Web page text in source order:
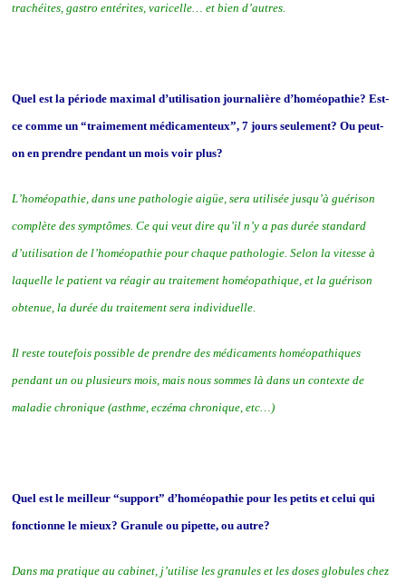
trachéites, gastro entérites, varicelle… et bien d’autres.
Quel est la période maximal d’utilisation journalière d’homéopathie? Est-
ce comme un “traimement médicamenteux”, 7 jours seulement? Ou peut-
on en prendre pendant un mois voir plus?
L’homéopathie, dans une pathologie aigüe, sera utilisée jusqu’à guérison
complète des symptômes. Ce qui veut dire qu’il n’y a pas durée standard
d’utilisation de l’homéopathie pour chaque pathologie. Selon la vitesse à
laquelle le patient va réagir au traitement homéopathique, et la guérison
obtenue, la durée du traitement sera individuelle.
Il reste toutefois possible de prendre des médicaments homéopathiques
pendant un ou plusieurs mois, mais nous sommes là dans un contexte de
maladie chronique (asthme, eczéma chronique, etc…)
Quel est le meilleur “support” d’homéopathie pour les petits et celui qui
fonctionne le mieux? Granule ou pipette, ou autre?
Dans ma pratique au cabinet, j’utilise les granules et les doses globules chez